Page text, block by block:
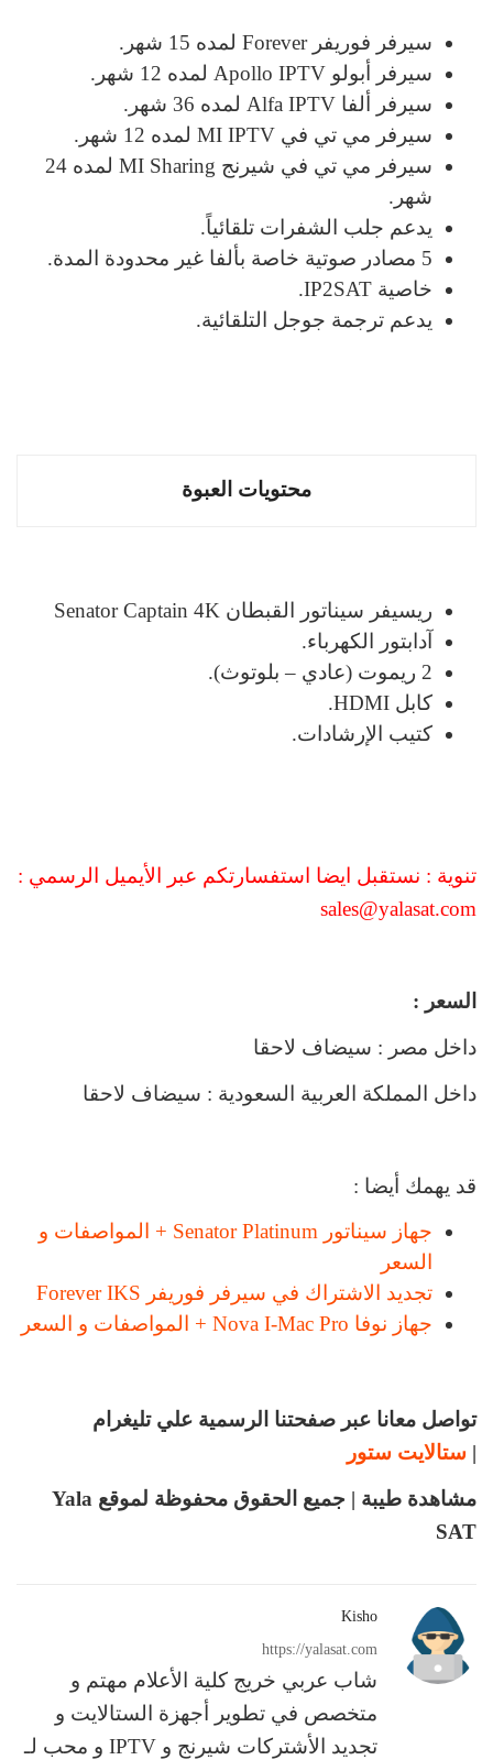
سيرفر فوريفر Forever لمده 15 شهر.
سيرفر أبولو Apollo IPTV لمده 12 شهر.
سيرفر ألفا Alfa IPTV لمده 36 شهر.
سيرفر مي تي في MI IPTV لمده 12 شهر.
سيرفر مي تي في شيرنج MI Sharing لمده 24
شهر.
يدعم جلب الشفرات تلقائياً.
5 مصادر صوتية خاصة بألفا غير محدودة المدة.
خاصية IP2SAT.
يدعم ترجمة جوجل التلقائية.
محتويات العبوة
ريسيفر سيناتور القبطان Senator Captain 4K
آدابتور الكهرباء.
2 ريموت (عادي – بلوتوث).
كابل HDMI.
كتيب الإرشادات.
تنوية : نستقبل ايضا استفسارتكم عبر الأيميل الرسمي :
sales@yalasat.com
السعر :
داخل مصر : سيضاف لاحقا
داخل المملكة العربية السعودية : سيضاف لاحقا
قد يهمك أيضا :
جهاز سيناتور Senator Platinum + المواصفات و
السعر
تجديد الاشتراك في سيرفر فوريفر Forever IKS
جهاز نوفا Nova I-Mac Pro + المواصفات و السعر
تواصل معانا عبر صفحتنا الرسمية علي تليغرام
| ستالايت ستور
مشاهدة طيبة | جميع الحقوق محفوظة لموقع Yala
SAT
Kisho
https://yalasat.com
شاب عربي خريج كلية الأعلام مهتم و
متخصص في تطوير أجهزة الستالايت و
تجديد الأشتركات شيرنج و IPTV و محب لـ